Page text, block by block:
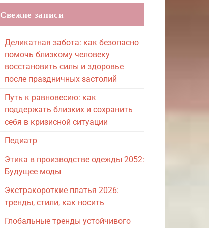
Свежие записи
Деликатная забота: как безопасно
помочь близкому человеку
восстановить силы и здоровье
после праздничных застолий
Путь к равновесию: как
поддержать близких и сохранить
себя в кризисной ситуации
Педиатр
Этика в производстве одежды 2052:
Будущее моды
Экстракороткие платья 2026:
тренды, стили, как носить
Глобальные тренды устойчивого